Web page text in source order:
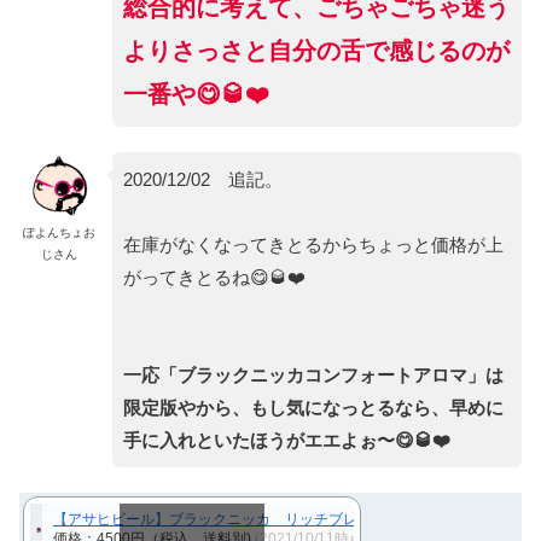
総合的に考えて、ごちゃごちゃ迷う
よりさっさと自分の舌で感じるのが
一番や😋🥃❤️
ぽよんちょお
じさん
2020/12/02 追記。
在庫がなくなってきとるからちょっと価格が上
がってきとるね😋🥃❤️
一応「ブラックニッカコンフォートアロマ」は
限定版やから、もし気になっとるなら、早めに
手に入れといたほうがエエよぉ〜😋🥃❤️
【アサヒビール】ブラックニッカ リッチブレンド コンフォートアロ